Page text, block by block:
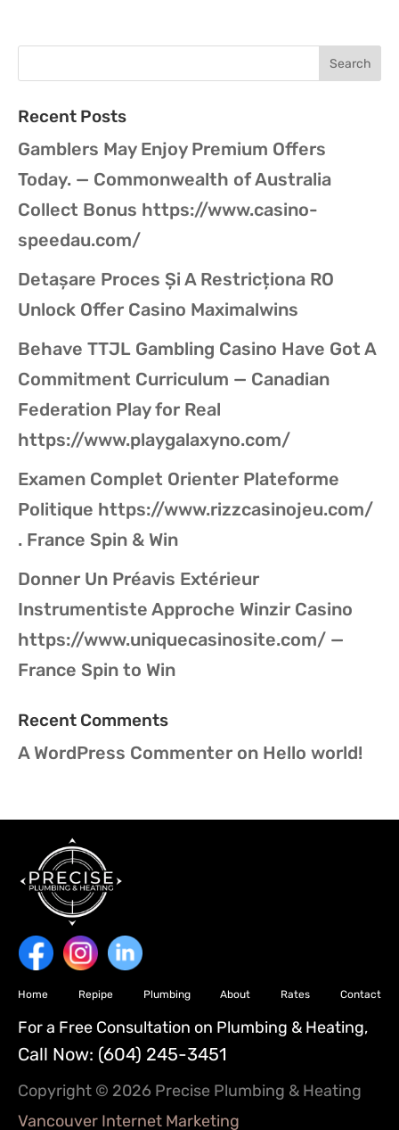
Recent Posts
Gamblers May Enjoy Premium Offers
Today. — Commonwealth of Australia
Collect Bonus https://www.casino-
speedau.com/
Detașare Proces Și A Restricționa RO
Unlock Offer Casino Maximalwins
Behave TTJL Gambling Casino Have Got A
Commitment Curriculum — Canadian
Federation Play for Real
https://www.playgalaxyno.com/
Examen Complet Orienter Plateforme
Politique https://www.rizzcasinojeu.com/
. France Spin & Win
Donner Un Préavis Extérieur
Instrumentiste Approche Winzir Casino
https://www.uniquecasinosite.com/ —
France Spin to Win
Recent Comments
A WordPress Commenter on Hello world!
Home Repipe Plumbing About Rates Contact
For a Free Consultation on Plumbing & Heating,
Call Now: (604) 245-3451
Copyright © 2026 Precise Plumbing & Heating
Vancouver Internet Marketing